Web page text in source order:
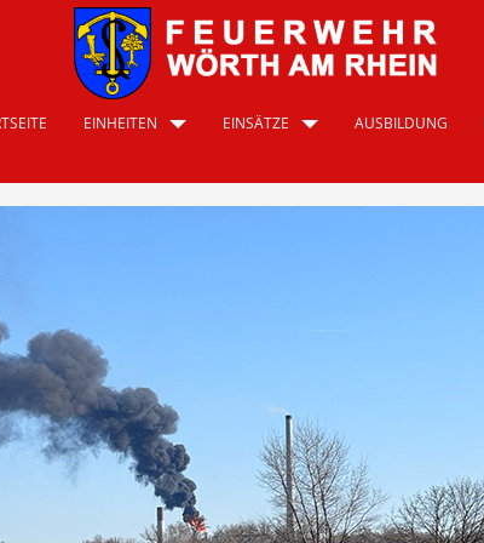
EINHEITEN EINSÄTZE AUSBILDUNG